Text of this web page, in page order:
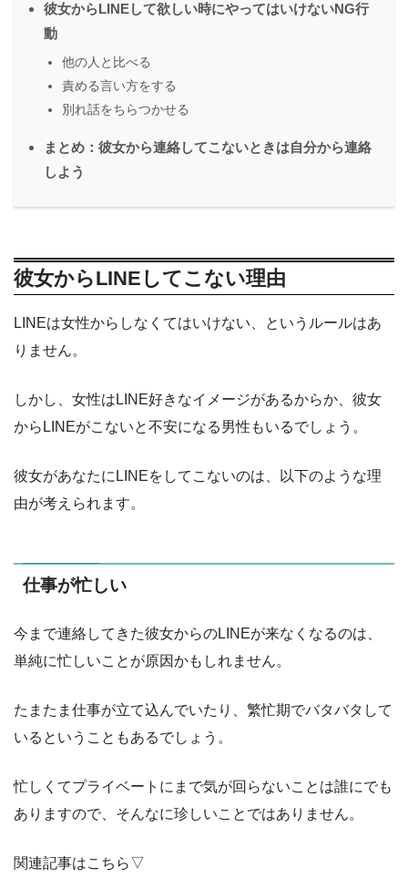
彼女からLINEして欲しい時にやってはいけないNG行
動
他の人と比べる
責める言い方をする
別れ話をちらつかせる
まとめ：彼女から連絡してこないときは自分から連絡
しよう
彼女からLINEしてこない理由
LINEは女性からしなくてはいけない、というルールはあ
りません。
しかし、女性はLINE好きなイメージがあるからか、彼女
からLINEがこないと不安になる男性もいるでしょう。
彼女があなたにLINEをしてこないのは、以下のような理
由が考えられます。
仕事が忙しい
今まで連絡してきた彼女からのLINEが来なくなるのは、
単純に忙しいことが原因かもしれません。
たまたま仕事が立て込んでいたり、繁忙期でバタバタして
いるということもあるでしょう。
忙しくてプライベートにまで気が回らないことは誰にでも
ありますので、そんなに珍しいことではありません。
関連記事はこちら▽